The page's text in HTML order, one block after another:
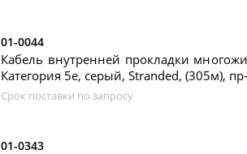
01-0044
Кабель внутренней прокладки
Категория 5е, серый, Stranded, (305м),
Срок поставки по запросу
01-0343